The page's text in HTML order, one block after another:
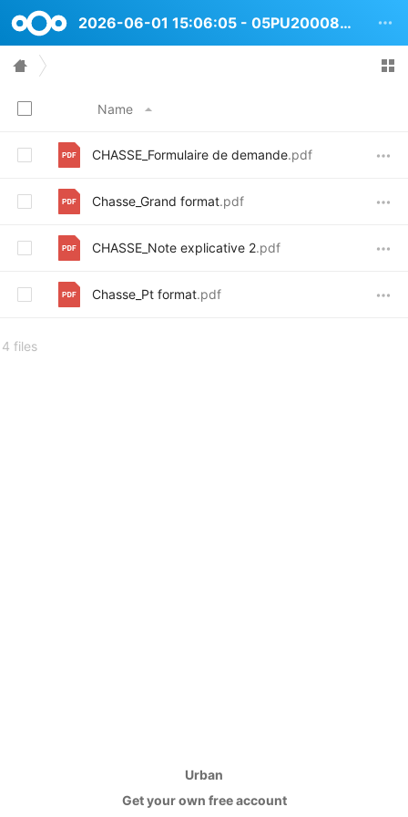
2026-06-01 15:06:05 - 05PU2000841 Avenue de la Chasse 16
Name
CHASSE_Formulaire de demande.pdf
Chasse_Grand format.pdf
CHASSE_Note explicative 2.pdf
Chasse_Pt format.pdf
4 files
Urban
Get your own free account